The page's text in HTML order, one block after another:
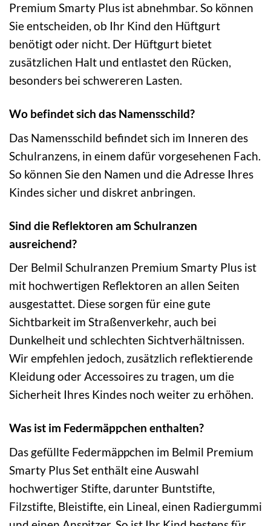
Premium Smarty Plus ist abnehmbar. So können
Sie entscheiden, ob Ihr Kind den Hüftgurt
benötigt oder nicht. Der Hüftgurt bietet
zusätzlichen Halt und entlastet den Rücken,
besonders bei schwereren Lasten.
Wo befindet sich das Namensschild?
Das Namensschild befindet sich im Inneren des
Schulranzens, in einem dafür vorgesehenen Fach.
So können Sie den Namen und die Adresse Ihres
Kindes sicher und diskret anbringen.
Sind die Reflektoren am Schulranzen
ausreichend?
Der Belmil Schulranzen Premium Smarty Plus ist
mit hochwertigen Reflektoren an allen Seiten
ausgestattet. Diese sorgen für eine gute
Sichtbarkeit im Straßenverkehr, auch bei
Dunkelheit und schlechten Sichtverhältnissen.
Wir empfehlen jedoch, zusätzlich reflektierende
Kleidung oder Accessoires zu tragen, um die
Sicherheit Ihres Kindes noch weiter zu erhöhen.
Was ist im Federmäppchen enthalten?
Das gefüllte Federmäppchen im Belmil Premium
Smarty Plus Set enthält eine Auswahl
hochwertiger Stifte, darunter Buntstifte,
Filzstifte, Bleistifte, ein Lineal, einen Radiergummi